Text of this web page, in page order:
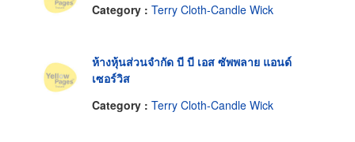
Category : Terry Cloth-Candle Wick
ห้างหุ้นส่วนจำกัด บี บี เอส ซัพพลาย แอนด์
เซอร์วิส
Category : Terry Cloth-Candle Wick